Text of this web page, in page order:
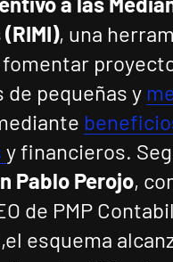
, una
pequeñas y
y financieros.
Pablo Perojo,
de PMP
esquema